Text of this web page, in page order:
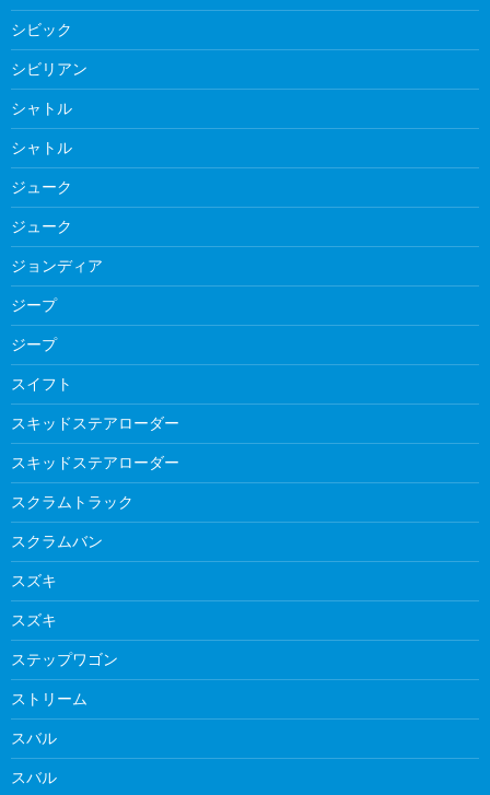
シビック
シビリアン
シャトル
シャトル
ジューク
ジューク
ジョンディア
ジープ
ジープ
スイフト
スキッドステアローダー
スキッドステアローダー
スクラムトラック
スクラムバン
スズキ
スズキ
ステップワゴン
ストリーム
スバル
スバル